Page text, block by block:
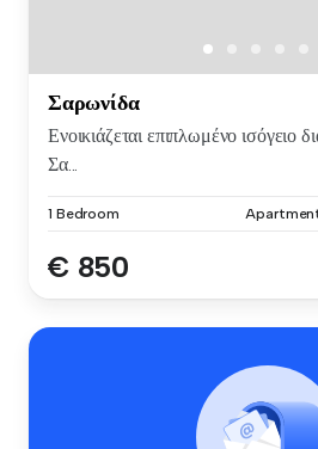
Σαρωνίδα
Ενοικιάζεται επιπλωμένο ισόγειο
Σα...
1 Bedroom
€ 850